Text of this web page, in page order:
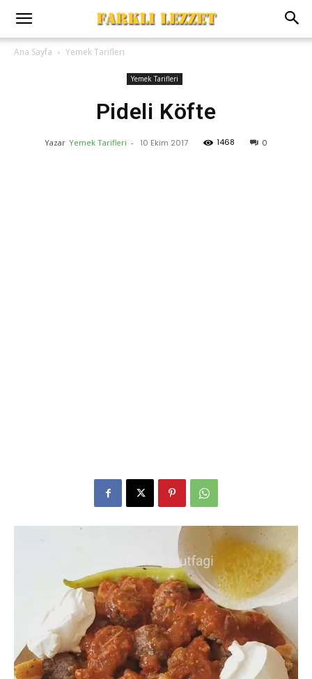
Ana Sayfa Yemek Tarifleri
Yemek Tarifleri
Pideli Köfte
Yazar Yemek Tarifleri - 10 Ekim 2017 1468 0